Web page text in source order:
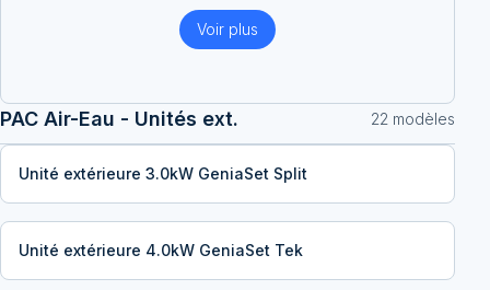
Voir plus
PAC Air-Eau - Unités ext. 22 modèles
Unité extérieure 3.0kW GeniaSet Split
Unité extérieure 4.0kW GeniaSet Tek